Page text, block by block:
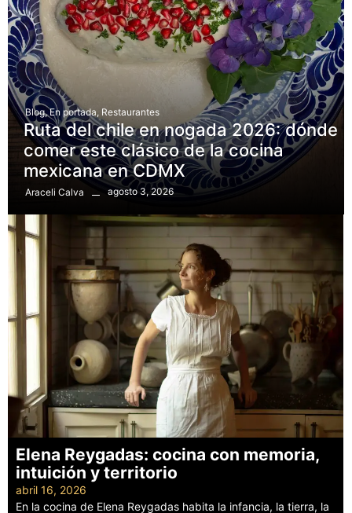
Blog, En portada Restaurantes
Ruta del chile en nogada 2026: dónde
comer este clásico de la cocina
mexicana en CDMX
Araceli Calva agosto 3, 2026
Elena Reygadas: cocina con memoria,
intuición y territorio
abril 16, 2026
En la cocina de Elena Reygadas habita la infancia, la tierra, la